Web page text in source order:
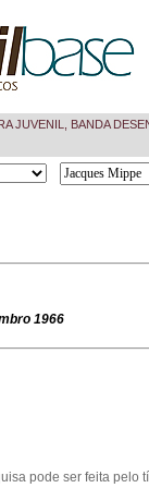
JUVENIL, BANDA
1966
pode ser feita pelo